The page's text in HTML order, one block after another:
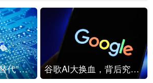
美国也要搞“国产替代”？先算清三笔账 谷歌AI大换血，背后究竟发生了什么？